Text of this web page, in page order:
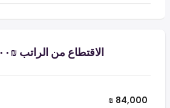
الاقتطاع من الراتب ₪‏٨٤٬٠٠٠ في إسرائيل
₪ 84,000